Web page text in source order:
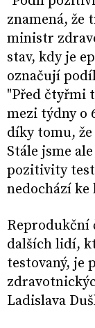
znamená, že
ministr
stav, kdy je
označují
"Před čtyřmi
mezi týdny o
díky tomu,
Stále jsme
pozitivity
nedochází
Reprodukční
dalších lidí,
testovaný, je
Ladislava